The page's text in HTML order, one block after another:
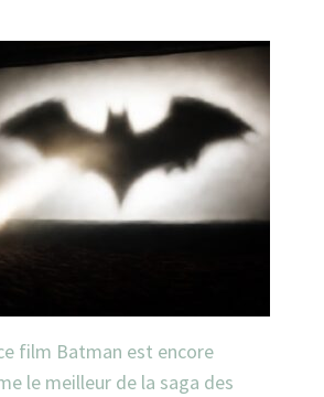
film Batman est encore
le meilleur de la saga des